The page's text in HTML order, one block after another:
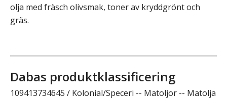
olja med fräsch olivsmak, toner av kryddgrönt och
gräs.
Dabas produktklassificering
109413734645 / Kolonial/Speceri -- Matoljor -- Matolja